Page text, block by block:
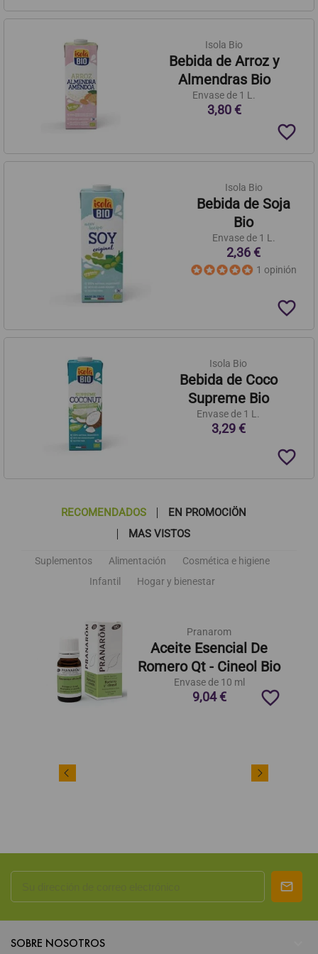
Isola Bio
Bebida de Arroz y
Almendras Bio
Envase de 1 L.
3,80 €
favorite_border
Isola Bio
Bebida de Soja
Bio
Envase de 1 L.
2,36 €
1 opinión
favorite_border
Isola Bio
Bebida de Coco
Supreme Bio
Envase de 1 L.
3,29 €
favorite_border
RECOMENDADOS
EN PROMOCIÖN
MAS VISTOS
Suplementos Alimentación
Cosmética e higiene
Infantil
Hogar y bienestar
Pranarom
Aceite Esencial De
Romero Qt - Cineol Bio
Envase de 10 ml
9,04 € favorite_border
SOBRE NOSOTROS